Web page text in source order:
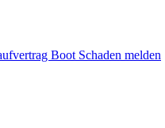
Boot Schaden melden